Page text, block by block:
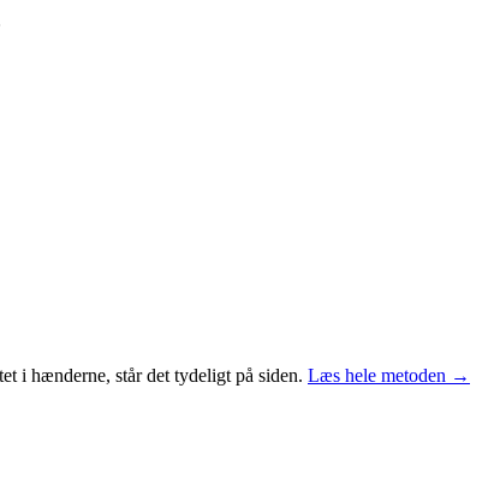
i hænderne, står det tydeligt på siden. Læs hele metoden →